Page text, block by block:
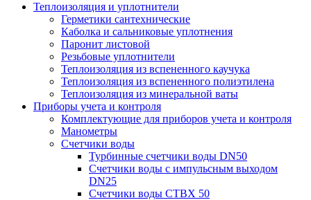
Теплоизоляция и уплотнители
Герметики сантехнические
Каболка и сальниковые уплотнения
Паронит листовой
Резьбовые уплотнители
Теплоизоляция из вспененного каучука
Теплоизоляция из вспененного полиэтилена
Теплоизоляция из минеральной ваты
Приборы учета и контроля
Комплектующие для приборов учета и контроля
Манометры
Счетчики воды
Турбинные счетчики воды DN50
Счетчики воды с импульсным выходом
DN25
Счетчики воды СТВХ 50